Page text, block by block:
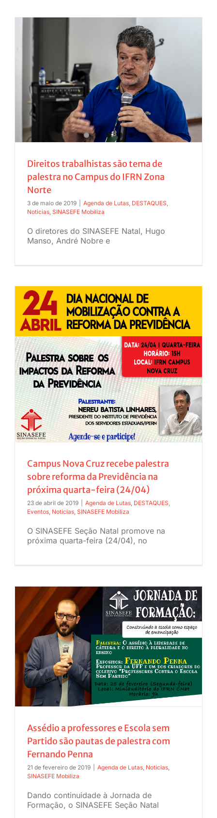
Direitos trabalhistas são tema de
palestra no Campus do IFRN Zona
Norte
3 de maio de 2019 Agenda de Lutas DESTAQUES
Noticias SINASEFE Mobiliza
O diretores do SINASEFE Natal, Hugo
Manso, André Nobre e
Campus Nova Cruz recebe palestra
sobre reforma da Previdência na
próxima quarta-feira (24/04)
23 de abril de 2019 Agenda de Lutas, DESTAQUES,
Eventos, Noticias, SINASEFE Mobiliza
O SINASEFE Seção Natal promove na
próxima quarta-feira (24/04), no
Assédio a professores e Escola sem
Partido são pautas de palestra com
Fernando Penna
21 de fevereiro de 2019 Agenda de Lutas Noticias
SINASEFE Mobiliza
Dando continuidade à Jornada de
Formação, o SINASEFE Seção Natal